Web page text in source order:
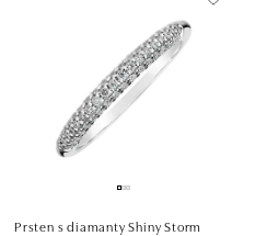
Prsten s diamanty Shiny Storm